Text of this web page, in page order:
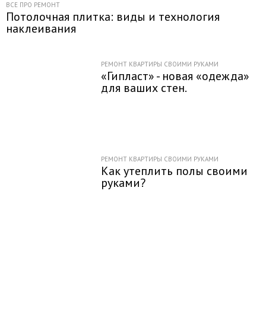
ВСЕ ПРО РЕМОНТ
Потолочная плитка: виды и технология
наклеивания
РЕМОНТ КВАРТИРЫ СВОИМИ РУКАМИ
«Гипласт» - новая «одежда»
для ваших стен.
РЕМОНТ КВАРТИРЫ СВОИМИ РУКАМИ
Как утеплить полы своими
руками?